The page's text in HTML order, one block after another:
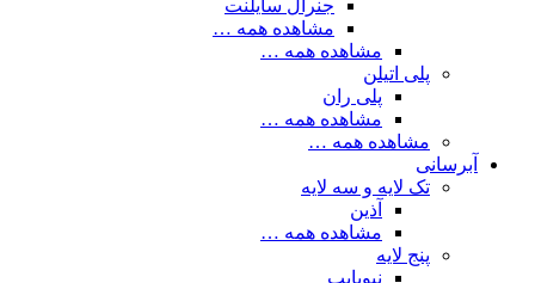
جنرال سایلنت
مشاهده همه …
مشاهده همه …
پلی اتیلن
پلی ران
مشاهده همه …
مشاهده همه …
آبرسانی
تک لایه و سه لایه
آذین
مشاهده همه …
پنج لایه
نیوپایپ